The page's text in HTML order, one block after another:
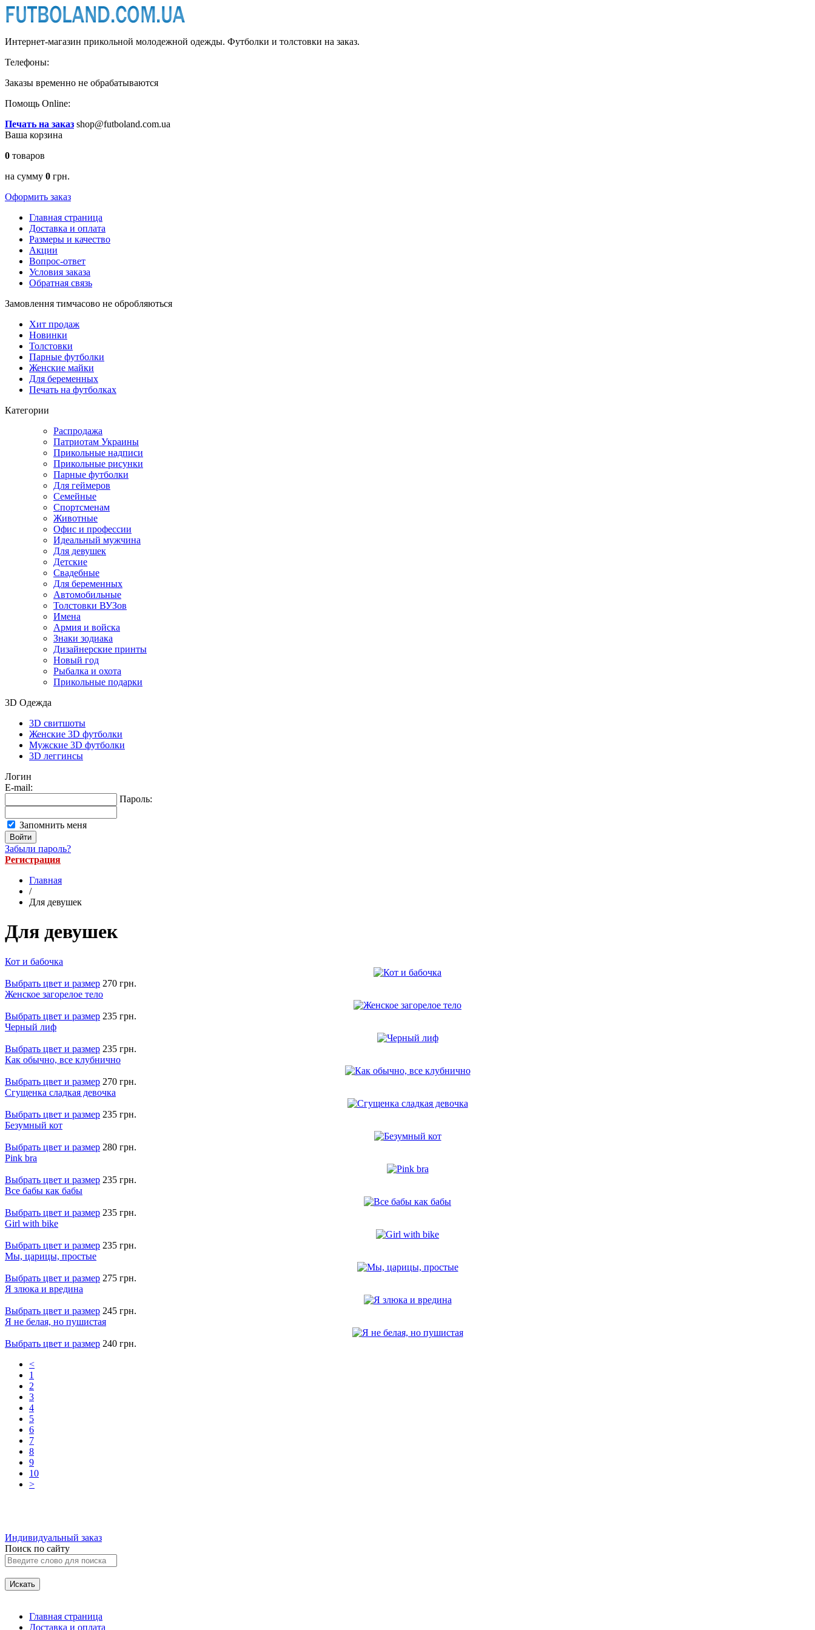
Интернет-магазин прикольной молодежной одежды. Футболки и толстовки на заказ.
Телефоны:
Заказы временно не обрабатываются
Помощь Online:
Печать на заказ shop@futboland.com.ua
Ваша корзина
0 товаров
на сумму 0 грн.
Оформить заказ
Главная страница
Доставка и оплата
Размеры и качество
Акции
Вопрос-ответ
Условия заказа
Обратная связь
Замовлення тимчасово не обробляються
Хит продаж
Новинки
Толстовки
Парные футболки
Женские майки
Для беременных
Печать на футболках
Категории
Распродажа
Патриотам Украины
Прикольные надписи
Прикольные рисунки
Парные футболки
Для геймеров
Семейные
Спортсменам
Животные
Офис и профессии
Идеальный мужчина
Для девушек
Детские
Свадебные
Для беременных
Автомобильные
Толстовки ВУЗов
Имена
Армия и войска
Знаки зодиака
Дизайнерские принты
Новый год
Рыбалка и охота
Прикольные подарки
3D Одежда
3D свитшоты
Женские 3D футболки
Мужские 3D футболки
3D леггинсы
Логин
E-mail:
Пароль:
Запомнить меня
Забыли пароль?
Регистрация
Главная
/
Для девушек
Для девушек
Кот и бабочка
Выбрать цвет и размер 270 грн.
Женское загорелое тело
Выбрать цвет и размер 235 грн.
Черный лиф
Выбрать цвет и размер 235 грн.
Как обычно, все клубнично
Выбрать цвет и размер 270 грн.
Сгущенка сладкая девочка
Выбрать цвет и размер 235 грн.
Безумный кот
Выбрать цвет и размер 280 грн.
Pink bra
Выбрать цвет и размер 235 грн.
Все бабы как бабы
Выбрать цвет и размер 235 грн.
Girl with bike
Выбрать цвет и размер 235 грн.
Мы, царицы, простые
Выбрать цвет и размер 275 грн.
Я злюка и вредина
Выбрать цвет и размер 245 грн.
Я не белая, но пушистая
Выбрать цвет и размер 240 грн.
<
1
2
3
4
5
6
7
8
9
10
>
Индивидуальный заказ
Поиск по сайту
Главная страница
Доставка и оплата